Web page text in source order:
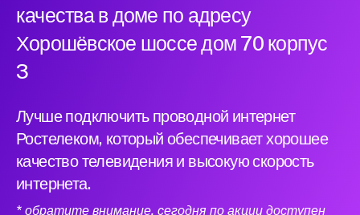
качества в доме по адресу
Хорошёвское шоссе дом 70 корпус
3
Лучше подключить проводной интернет
Ростелеком, который обеспечивает хорошее
качество телевидения и высокую скорость
интернета.
* обратите внимание, сегодня по акции доступен